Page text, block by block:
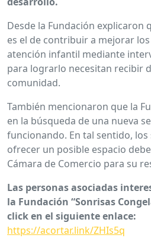
Desde la Fundación explicaron
es el de contribuir a mejorar
atención infantil mediante
para lograrlo necesitan recibir
comunidad.
También mencionaron que la
en la búsqueda de una nueva
funcionando. En tal sentido,
ofrecer un posible espacio
Cámara de Comercio para su
Las personas asociadas
la Fundación “Sonrisas
click en el siguiente enlace:
https://acortar.link/ZHIs5q